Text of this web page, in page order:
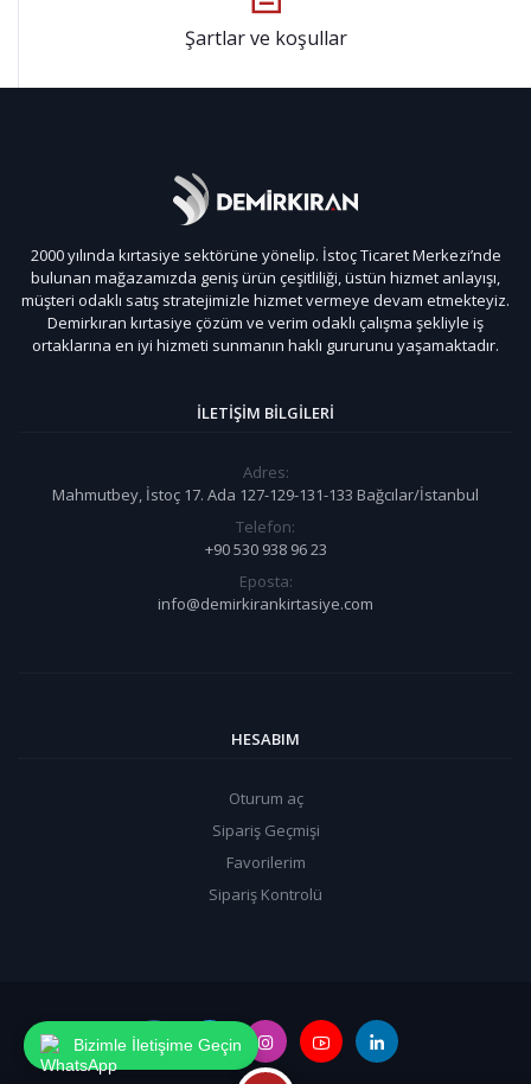
Şartlar ve koşullar
2000 yılında kırtasiye sektörüne yönelip. İstoç Ticaret Merkezi’nde
bulunan mağazamızda geniş ürün çeşitliliği, üstün hizmet anlayışı,
müşteri odaklı satış stratejimizle hizmet vermeye devam etmekteyiz.
Demirkıran kırtasiye çözüm ve verim odaklı çalışma şekliyle iş
ortaklarına en iyi hizmeti sunmanın haklı gururunu yaşamaktadır.
İLETIŞIM BILGILERI
Adres:
Mahmutbey, İstoç 17. Ada 127-129-131-133 Bağcılar/İstanbul
Telefon:
+90 530 938 96 23
Eposta:
info@demirkirankirtasiye.com
HESABIM
Oturum aç
Sipariş Geçmişi
Favorilerim
Sipariş Kontrolü
Bizimle İletişime Geçin